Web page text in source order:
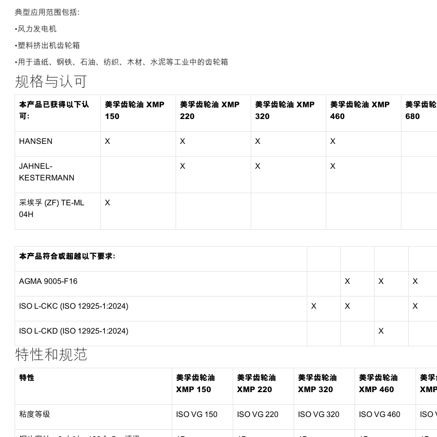
典型应用范围包括：
•风力发电机
•塑料挤出机齿轮箱
•用于造纸、钢铁、石油、纺织、木材、水泥等工业中的齿轮箱
规格与认可
本产品已获得以下认
可：
美孚齿轮油 XMP
150
美孚齿轮油 XMP
220
美孚齿轮油 XMP
320
美孚齿轮油 XMP
460
美孚齿
680
HANSEN X X X X
JAHNEL-
KESTERMANN
X X X
采埃孚 (ZF) TE-ML
04H
X
本产品符合或超越以下要求：
AGMA 9005-F16 X X X
ISO L-CKC (ISO 12925-1:2024) X X X
ISO L-CKD (ISO 12925-1:2024) X
特性和规范
特性
美孚齿轮油
XMP 150
美孚齿轮油
XMP 220
美孚齿轮油
XMP 320
美孚齿轮油
XMP 460
美
粘度等级 ISO VG 150 ISO VG 220 ISO VG 320 ISO VG 460 ISO